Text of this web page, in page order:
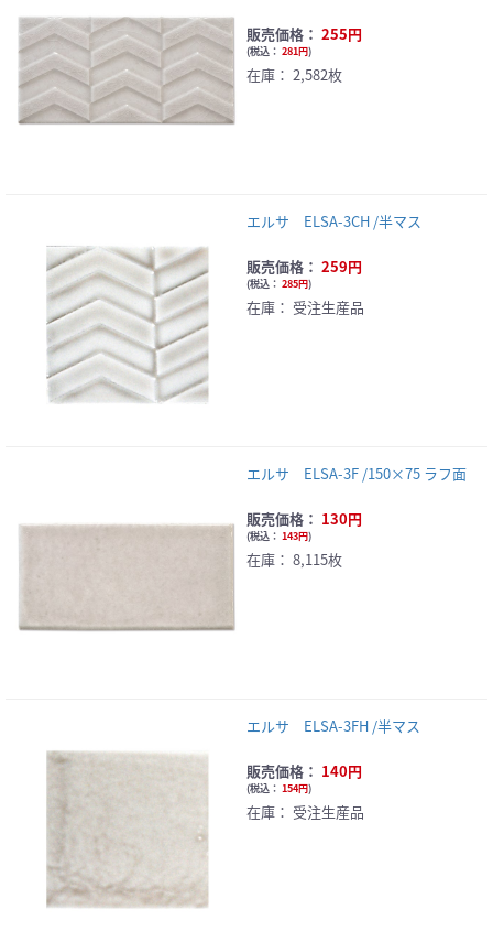
販売価格： 255円
(税込： 281円)
在庫： 2,582枚
エルサ ELSA-3CH /半マス
販売価格： 259円
(税込： 285円)
在庫： 受注生産品
エルサ ELSA-3F /150×75 ラフ面
販売価格： 130円
(税込： 143円)
在庫： 8,115枚
エルサ ELSA-3FH /半マス
販売価格： 140円
(税込： 154円)
在庫： 受注生産品